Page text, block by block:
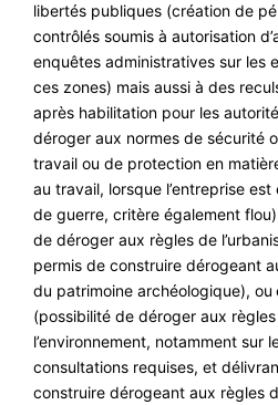
libertés publiques (création de
contrôlés soumis à autorisation
enquêtes administratives sur les
ces zones) mais aussi à des
après habilitation pour les
déroger aux normes de sécurité
travail ou de protection en
au travail, lorsque l’entreprise est
de guerre, critère également
de déroger aux règles de
permis de construire dérogeant
du patrimoine archéologique), ou
(possibilité de déroger aux
l’environnement, notamment sur
consultations requises, et
construire dérogeant aux règles